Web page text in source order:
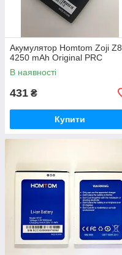
Акумулятор Homtom Zoji Z8,
4250 mAh Original PRC
В наявності
431 ₴
Купити